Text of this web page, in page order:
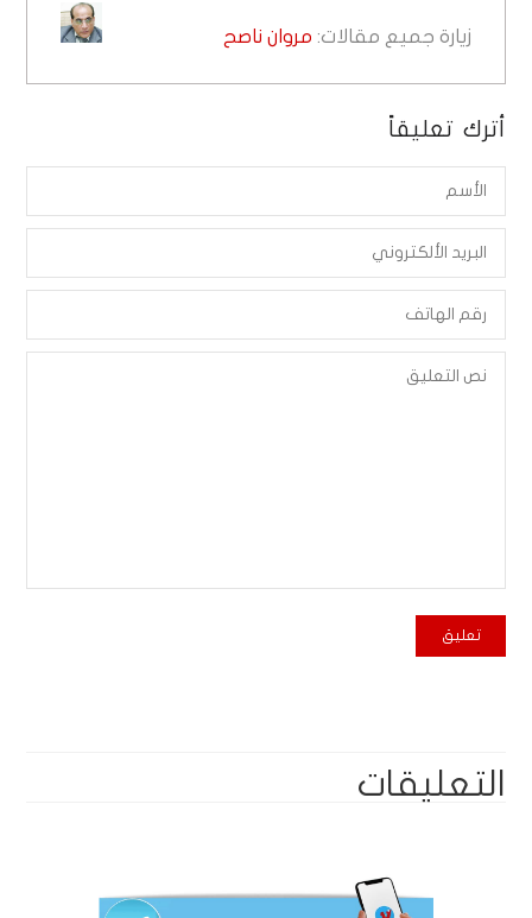
زيارة جميع مقالات: مروان ناصح
أترك تعليقاً
التعليقات